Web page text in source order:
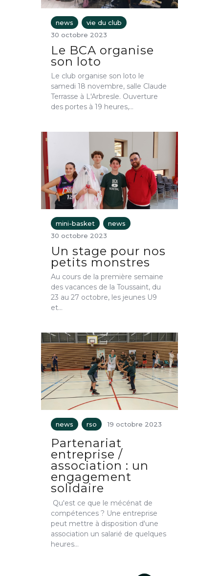
news
vie du club
30 octobre 2023
Le BCA organise
son loto
Le club organise son loto le
samedi 18 novembre, salle Claude
Terrasse à L'Arbresle. Ouverture
des portes à 19 heures,…
mini-basket
news
30 octobre 2023
Un stage pour nos
petits monstres
Au cours de la première semaine
des vacances de la Toussaint, du
23 au 27 octobre, les jeunes U9
et…
news rso 19 octobre 2023
Partenariat
entreprise /
association : un
engagement
solidaire
Qu'est ce que le mécénat de
compétences ? Une entreprise
peut mettre à disposition d'une
association un salarié de quelques
heures…